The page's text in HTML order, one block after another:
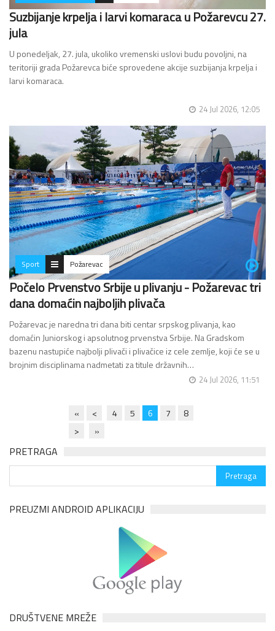
Suzbijanje krpelja i larvi komaraca u Požarevcu 27.
jula
U ponedeljak, 27. jula, ukoliko vremenski uslovi budu povoljni, na
teritoriji grada Požarevca biće sprovedene akcije suzbijanja krpelja i
larvi komaraca.
Suzbijanje krpelja obavljaće se od 10 do 16 časova na uređenim
24 Jul 2026, 12:05
Sport Požarevac
Počelo Prvenstvo Srbije u plivanju - Požarevac tri
dana domaćin najboljih plivača
Požarevac je naredna tri dana biti centar srpskog plivanja, kao
domaćin Juniorskog i apsolutnog prvenstva Srbije. Na Gradskom
bazenu nastupiće najbolji plivači i plivačice iz cele zemlje, koji će se u
brojnim disciplinama nadmetati za titule državnih…
24 Jul 2026, 11:51
« < 4 5 6 7
8
>
»
PRETRAGA
PREUZMI ANDROID APLIKACIJU
DRUŠTVENE MREŽE